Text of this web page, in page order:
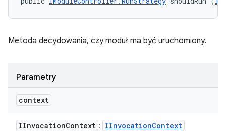
Metoda decydowania, czy moduł ma być uruchomiony.
Parametry
context
IInvocationContext : IInvocationContext